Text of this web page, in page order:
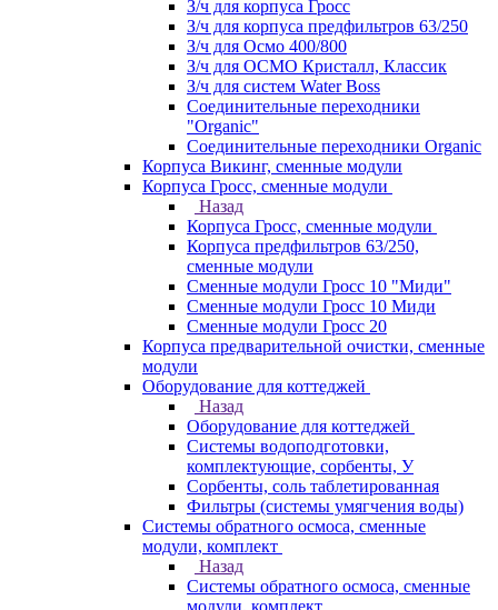
З/ч для корпуса Гросс
З/ч для корпуса предфильтров 63/250
З/ч для Осмо 400/800
З/ч для ОСМО Кристалл, Классик
З/ч для систем Water Boss
Соединительные переходники
"Organic"
Соединительные переходники Organic
Корпуса Викинг, сменные модули
Корпуса Гросс, сменные модули
Назад
Корпуса Гросс, сменные модули
Корпуса предфильтров 63/250,
сменные модули
Сменные модули Гросс 10 "Миди"
Сменные модули Гросс 10 Миди
Сменные модули Гросс 20
Корпуса предварительной очистки, сменные
модули
Оборудование для коттеджей
Назад
Оборудование для коттеджей
Системы водоподготовки,
комплектующие, сорбенты, У
Сорбенты, соль таблетированная
Фильтры (системы умягчения воды)
Системы обратного осмоса, сменные
модули, комплект
Назад
Системы обратного осмоса, сменные
модули, комплект